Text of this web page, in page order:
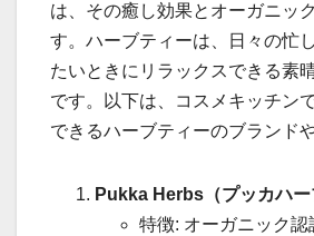
は、その癒し効果とオーガニッ
す。ハーブティーは、日々の忙
たいときにリラックスできる素
です。以下は、コスメキッチン
できるハーブティーのブランド
Pukka Herbs（プッカハー
特徴: オーガニック認